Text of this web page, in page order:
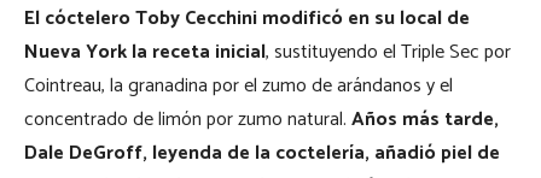
El cóctelero Toby Cecchini modificó en su local de
Nueva York la receta inicial, sustituyendo el Triple Sec por
Cointreau, la granadina por el zumo de arándanos y el
concentrado de limón por zumo natural.Años más tarde,
Dale DeGroff, leyenda de la coctelería, añadió piel de